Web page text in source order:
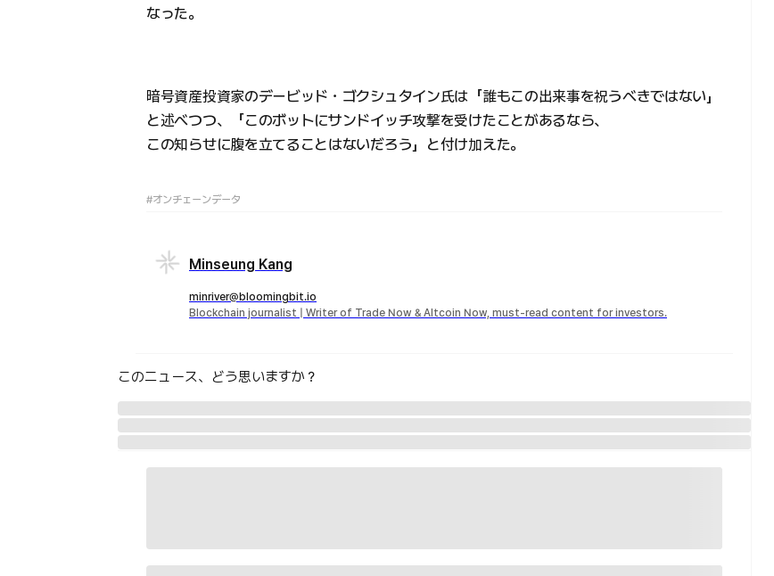
なった。
暗号資産投資家のデービッド・ゴクシュタイン氏は「誰もこの出来事を祝うべきではない」
と述べつつ、「このボットにサンドイッチ攻撃を受けたことがあるなら、
この知らせに腹を立てることはないだろう」と付け加えた。
#オンチェーンデータ
Minseung Kang
minriver@bloomingbit.io
Blockchain journalist | Writer of Trade Now & Altcoin Now, must-read content for investors.
このニュース、どう思いますか？